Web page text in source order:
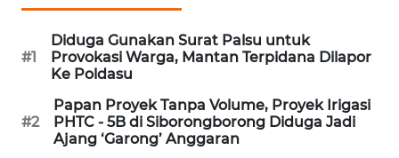
#1
Diduga Gunakan Surat Palsu untuk
Provokasi Warga, Mantan Terpidana Dilapor
Ke Poldasu
#2
Papan Proyek Tanpa Volume, Proyek Irigasi
PHTC - 5B di Siborongborong Diduga Jadi
Ajang ‘Garong’ Anggaran
KRT
NEWS
KARING
NEWS